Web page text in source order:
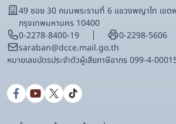
49 ซอย 30 ถนนพระรามที่ 6 แขวงพญาไท เขต
กรุงเทพมหานคร 10400
0-2278-8400-19
0-2298-5606
saraban@dcce.mail.go.th
หมายเลขบัตรประจําตัวผู้เสียภาษีอากร 099-4-